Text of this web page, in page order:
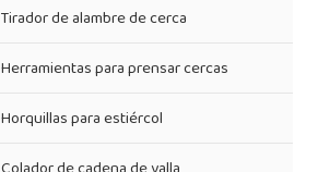
Tirador de alambre de cerca
Herramientas para prensar cercas
Horquillas para estiércol